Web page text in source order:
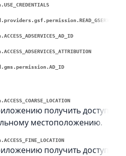
получить доступ
местоположению.
получить доступ